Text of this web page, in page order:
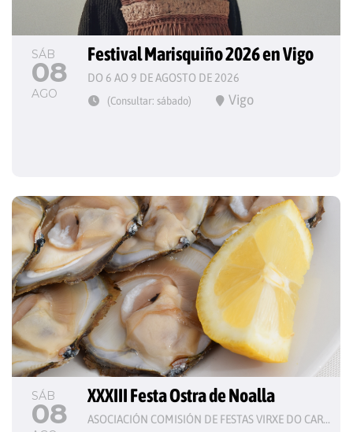
SÁB
08
AGO
Festival Marisquiño 2026 en Vigo
DO 6 AO 9 DE AGOSTO DE 2026
(Consultar: sábado) Vigo
SÁB
08
XXXIII Festa Ostra de Noalla
ASOCIACIÓN COMISIÓN DE FESTAS VIRXE DO CARME